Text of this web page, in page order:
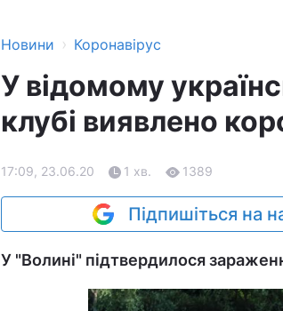
Новини › Коронавірус
У відомому
клубі виявлено
17:09, 23.06.20 1 хв. 1389
Підпишіться на
У "Волині" підтвердилося